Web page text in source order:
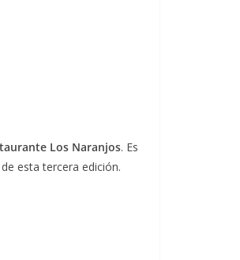
Los Naranjos. Es
esta tercera edición.